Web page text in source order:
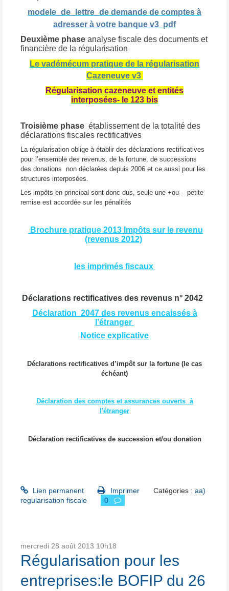
modele_de_lettre_de demande de comptes à
adresser à votre banque v3 pdf
Deuxième phase analyse fiscale des documents et
financière de la régularisation
Le vadémécum pratique de la régularisation
Cazeneuve v3
Régularisation cazeneuve et entités
interposées- le 123 bis
Troisième phase établissement de la totalité des
déclarations fiscales rectificatives
La régularisation oblige à établir des déclarations rectificatives
pour l’ensemble des revenus, de la fortune, de successions
des donations non déclarées depuis 2006 et ce aussi pour les
structures interposées.
Les impôts en principal sont donc dus, seule une +ou - petite
remise est accordée sur les pénalités
Brochure pratique 2013 Impôts sur le revenu
(revenus 2012)
les imprimés fiscaux
Déclarations rectificatives des revenus n° 2042
Déclaration 2047 des revenus encaissés à
l’étranger
Notice explicative
Déclarations rectificatives d’impôt sur la fortune (le cas
échéant)
Déclaration des comptes et assurances ouverts à
l'étranger
Déclaration rectificatives de succession et/ou donation
Lien permanent Imprimer Catégories : aa)
regularisation fiscale
0
mercredi 28 août 2013 10h18
Régularisation pour les
entreprises:le BOFIP du 26